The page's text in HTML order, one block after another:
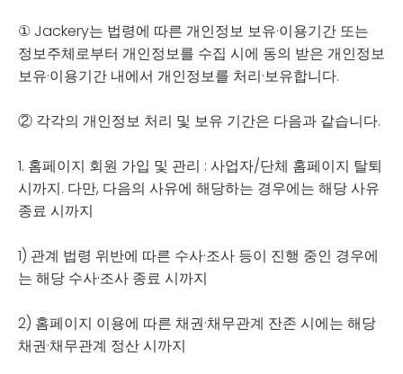
① Jackery는 법령에 따른 개인정보 보유·이용기간 또는
정보주체로부터 개인정보를 수집 시에 동의 받은 개인정보
보유·이용기간 내에서 개인정보를 처리·보유합니다.
② 각각의 개인정보 처리 및 보유 기간은 다음과 같습니다.
1. 홈페이지 회원 가입 및 관리 : 사업자/단체 홈페이지 탈퇴
시까지. 다만, 다음의 사유에 해당하는 경우에는 해당 사유
종료 시까지
1) 관계 법령 위반에 따른 수사·조사 등이 진행 중인 경우에
는 해당 수사·조사 종료 시까지
2) 홈페이지 이용에 따른 채권·채무관계 잔존 시에는 해당
채권·채무관계 정산 시까지